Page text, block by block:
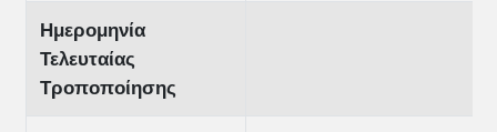
Ημερομηνία
Τελευταίας
Τροποποίησης